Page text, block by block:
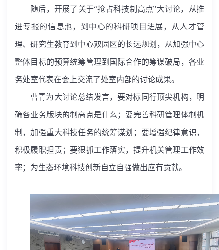
随后，开展了关于“抢占科技制高点”大讨论，从推
进专报的信息池，到中心的科研项目进展，从人才管
理、研究生教育到中心双园区的长远规划，从加强中心
整体目标的预算统筹管理到国际合作的筹谋破局，各业
务处室代表在会上交流了处室内部的讨论成果。
曹青为大讨论总结发言，要对标同行顶尖机构，明
确各业务版块的制高点是什么；要完善科研管理体制机
制，加强重大科技任务的统筹谋划；要增强纪律意识，
积极履职担责；要狠抓工作落实，提升机关管理工作效
率；为生态环境科技创新自立自强做出应有贡献。